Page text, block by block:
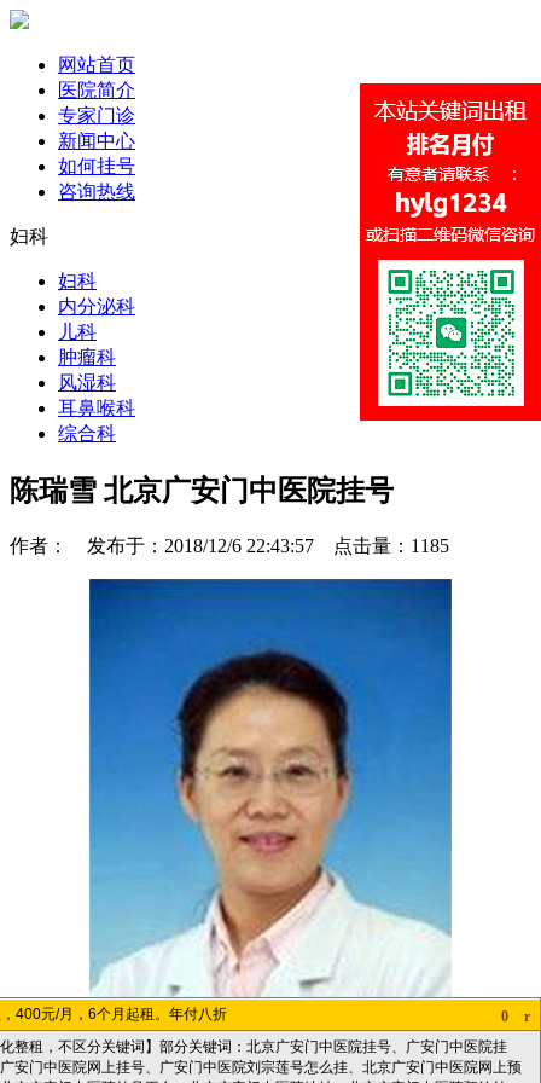
网站首页
医院简介
专家门诊
新闻中心
如何挂号
咨询热线
妇科
妇科
内分泌科
儿科
肿瘤科
风湿科
耳鼻喉科
综合科
陈瑞雪 北京广安门中医院挂号
作者： 发布于：2018/12/6 22:43:57 点击量： 1185
0 r
400元/月，6个月起租。年付八折
整租，不区分关键词】部分关键词：北京广安门中医院挂号、广安门中医院挂
安门中医院网上挂号、广安门中医院刘宗莲号怎么挂、北京广安门中医院网上预